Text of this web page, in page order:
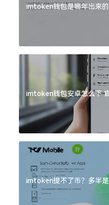
imtoken钱包是哪年出来
imtoken钱包安卓怎么下
imtoken提不了币？多半